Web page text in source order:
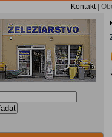
Kontakt|